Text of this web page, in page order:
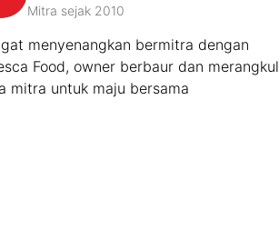
Mitra sejak 2010
menyenangkan bermitra dengan
Food, owner berbaur dan merangkul
mitra untuk maju bersama